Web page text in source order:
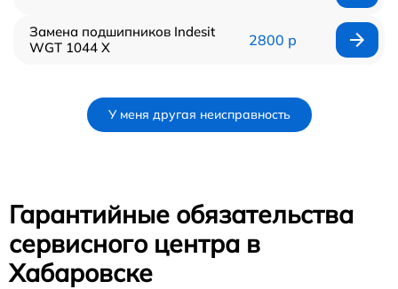
Замена подшипников Indesit
WGT 1044 X
2800 р
У меня другая неисправность
Гарантийные обязательства
сервисного центра в
Хабаровске